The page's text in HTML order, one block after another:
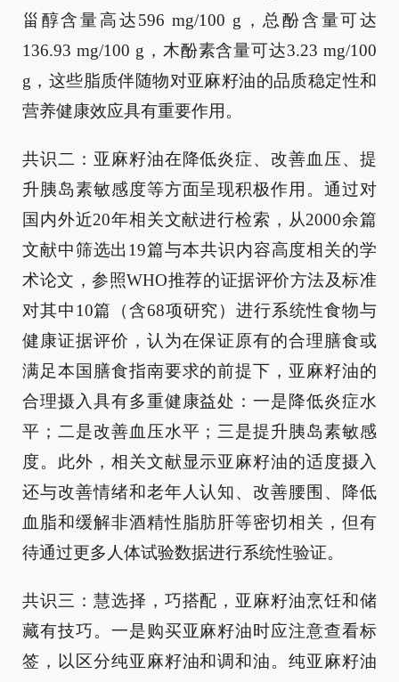
甾醇含量高达596 mg/100 g，总酚含量可达
136.93 mg/100 g，木酚素含量可达3.23 mg/100
g，这些脂质伴随物对亚麻籽油的品质稳定性和
营养健康效应具有重要作用。
共识二：亚麻籽油在降低炎症、改善血压、提
升胰岛素敏感度等方面呈现积极作用。通过对
国内外近20年相关文献进行检索，从2000余篇
文献中筛选出19篇与本共识内容高度相关的学
术论文，参照WHO推荐的证据评价方法及标准
对其中10篇（含68项研究）进行系统性食物与
健康证据评价，认为在保证原有的合理膳食或
满足本国膳食指南要求的前提下，亚麻籽油的
合理摄入具有多重健康益处：一是降低炎症水
平；二是改善血压水平；三是提升胰岛素敏感
度。此外，相关文献显示亚麻籽油的适度摄入
还与改善情绪和老年人认知、改善腰围、降低
血脂和缓解非酒精性脂肪肝等密切相关，但有
待通过更多人体试验数据进行系统性验证。
共识三：慧选择，巧搭配，亚麻籽油烹饪和储
藏有技巧。一是购买亚麻籽油时应注意查看标
签，以区分纯亚麻籽油和调和油。纯亚麻籽油